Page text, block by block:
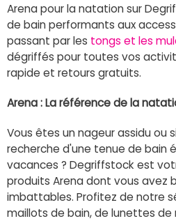
Arena pour la natation sur
de bain performants aux
passant par les tongs et les
dégriffés pour toutes vos
rapide et retours gratuits.
Arena : La référence de la
Vous êtes un nageur assidu ou
recherche d'une tenue de bain
vacances ? Degriffstock est
produits Arena dont vous avez
imbattables. Profitez de notre
maillots de bain, de lunettes